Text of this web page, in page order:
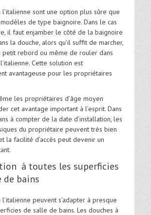
l’italienne sont une option plus sûre que
de type baignoire. Dans le cas
il faut enjamber le côté de la baignoire
la douche, alors qu’il suffit de marcher,
petit rebord ou même de rouler dans
Cette solution est
avantageuse pour les propriétaires
les propriétaires d’âge moyen
cet avantage important à l’esprit. Dans
à compter de la date d’installation, les
du propriétaire peuvent très bien
la facilité d’accès peut devenir un
à toutes les superficies
de bains
l’italienne peuvent s’adapter à presque
de salle de bains. Les douches à